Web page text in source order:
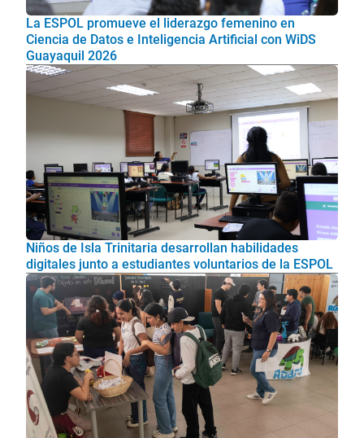
La ESPOL promueve el liderazgo femenino en
Ciencia de Datos e Inteligencia Artificial con WiDS
Guayaquil 2026
Niños de Isla Trinitaria desarrollan habilidades
digitales junto a estudiantes voluntarios de la ESPOL